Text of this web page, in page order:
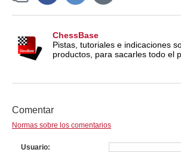
ChessBase
Pistas, tutoriales e indicaciones
productos, para sacarles todo el
Comentar
Normas sobre los comentarios
Usuario